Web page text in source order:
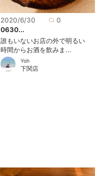
2020/6/30
0
0630...
誰もいないお店の外で明るい
時間からお酒を飲みま...
Yoh
下関店